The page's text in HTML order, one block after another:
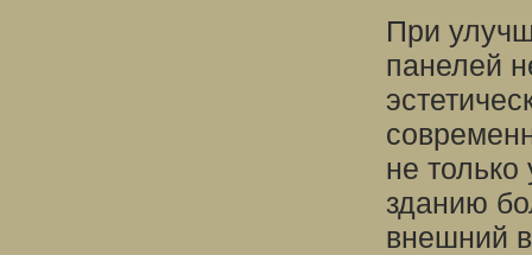
При
панелей
не
зданию
внешний